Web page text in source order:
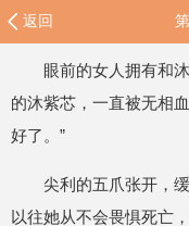
返回
眼前的女人拥有和
的沐紫芯，一直被无相
好了。”
尖利的五爪张开，
以往她从不会畏惧死亡